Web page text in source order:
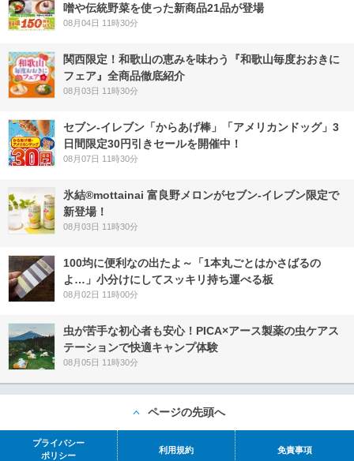
噌や伝統野菜を使った新商品21品が登場
08月04日 11時30分
関西限定！和歌山の恵みを味わう『和歌山毎度おおきに
フェア』全商品徹底紹介
08月03日 11時30分
セブン‐イレブン「からあげ棒」「アメリカンドッグ」3
日間限定30円引きセールを開催中！
08月07日 11時30分
氷結®mottainai 富良野メロンがセブン‐イレブン限定で
新登場！
08月03日 11時30分
100均に便利なの出たよ～「1本丸ごとはかさばるの
よ…」小分けにしてスッキリ持ち運べる板
08月02日 11時00分
虫が苦手な初心者も安心！PICA×アース製薬の虫ケアス
テーションで快適キャンプ体験
08月05日 11時30分
ページの先頭へ
プライバシー
ポリシー
利用規約 免責事項